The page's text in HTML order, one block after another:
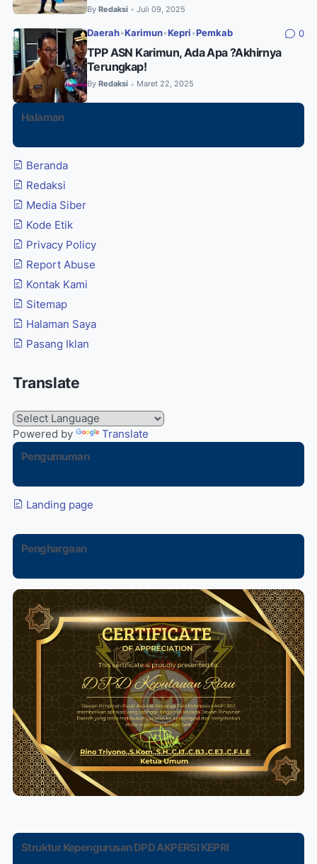
By Redaksi • Juli 09, 2025
Daerah•Karimun•Kepri •Pemkab 0
TPP ASN Karimun, Ada Apa ?Akhirnya
Terungkap!
By Redaksi • Maret 22, 2025
Halaman
Beranda
Redaksi
Media Siber
Kode Etik
Privacy Policy
Report Abuse
Kontak Kami
Sitemap
Halaman Saya
Pasang Iklan
Translate
Powered by
Translate
Pengumuman
Landing page
Penghargaan
Struktur Kepengurusan DPD AKPERSI KEPRI